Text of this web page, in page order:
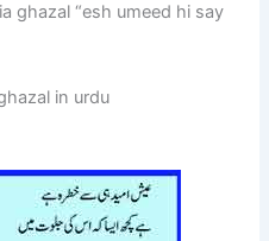
ghazal “esh umeed hi say
in urdu